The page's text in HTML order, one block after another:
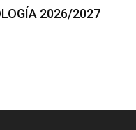
2026/2027